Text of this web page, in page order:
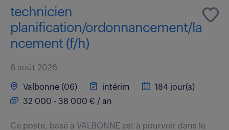
technicien
planification/ordonnancement/la
ncement (f/h)
6 août 2026
Valbonne (06) intérim
184 jour(s)
32 000 - 38 000 € / an
Ce poste, basé à VALBONNE est à pourvoir dans le